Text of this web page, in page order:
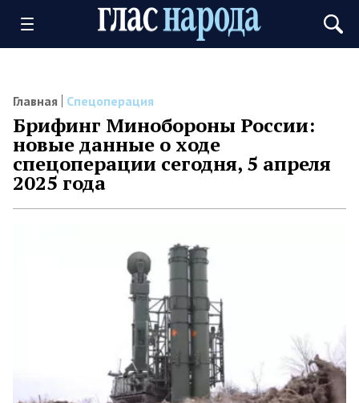
Главная Спецоперация
Брифинг Минобороны России:
новые данные о ходе
спецоперации сегодня, 5 апреля
2025 года